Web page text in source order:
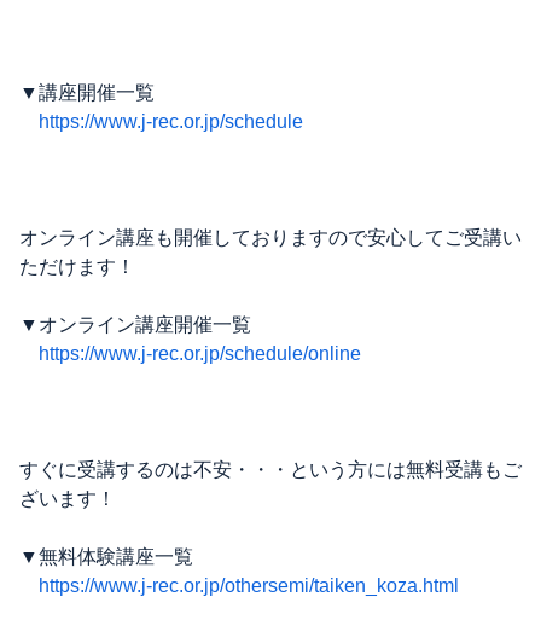
▼講座開催一覧
https://www.j-rec.or.jp/schedule
オンライン講座も開催しておりますので安心してご受講い
ただけます！
▼オンライン講座開催一覧
https://www.j-rec.or.jp/schedule/online
すぐに受講するのは不安・・・という方には無料受講もご
ざいます！
▼無料体験講座一覧
https://www.j-rec.or.jp/othersemi/taiken_koza.html